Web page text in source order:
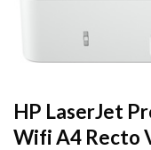
HP LaserJet
Wifi A4 Recto